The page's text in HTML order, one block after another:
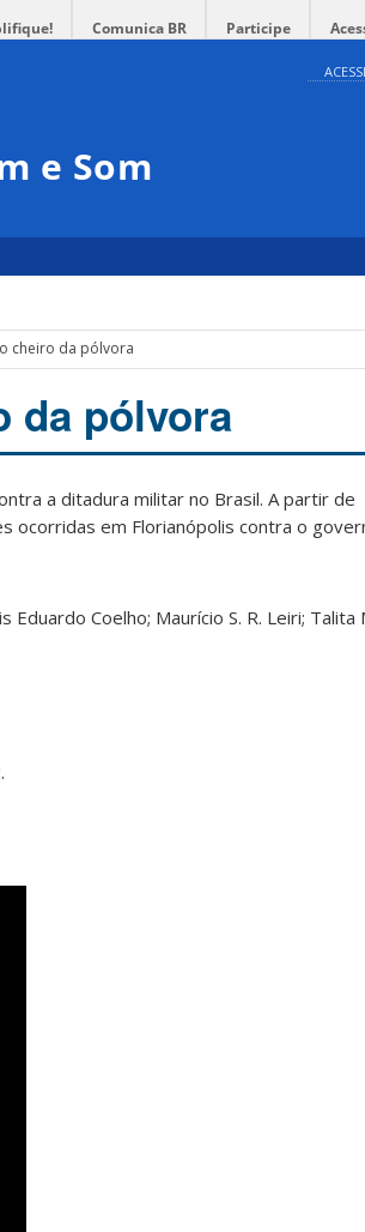
Comunica BR Participe
e Som
cheiro da pólvora
da pólvora
a ditadura militar no Brasil. A partir de
ocorridas em Florianópolis contra o
Eduardo Coelho; Maurício S. R. Leiri; Talita